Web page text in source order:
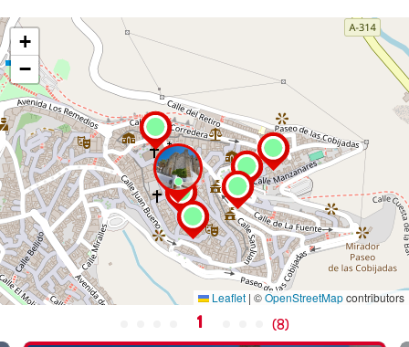
+
−
Leaflet | ©OpenStreetMapcontributors
1 (8)